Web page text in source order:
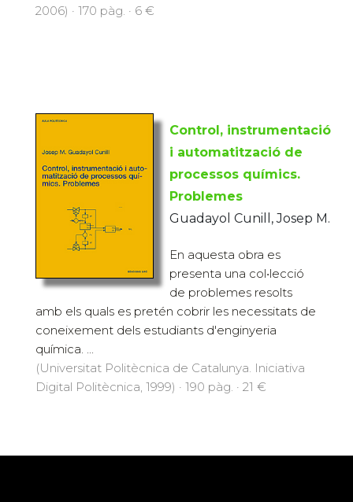
2006) · 170 pàg. · 6 €
Control, instrumentació
i automatització de
processos químics.
Problemes
Guadayol Cunill, Josep M.
En aquesta obra es
presenta una col•lecció
de problemes resolts
amb els quals es pretén cobrir les necessitats de
coneixement dels estudiants d'enginyeria
química. ...
(Universitat Politècnica de Catalunya. Iniciativa
Digital Politècnica, 1999) · 190 pàg. · 21 €